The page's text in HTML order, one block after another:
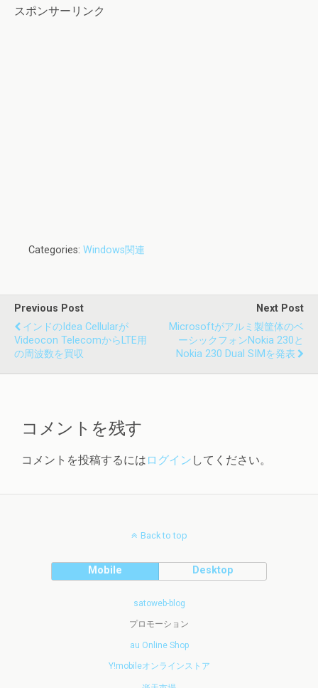
スポンサーリンク
Categories: Windows関連
Previous Post
インドのIdea Cellularが
Videocon TelecomからLTE用
の周波数を買収
Next Post
Microsoftがアルミ製筐体のベ
ーシックフォンNokia 230と
Nokia 230 Dual SIMを発表
コメントを残す
コメントを投稿するには ログイン してください。
Back to top
Mobile Desktop
satoweb-blog
プロモーション
au Online Shop
Y!mobileオンラインストア